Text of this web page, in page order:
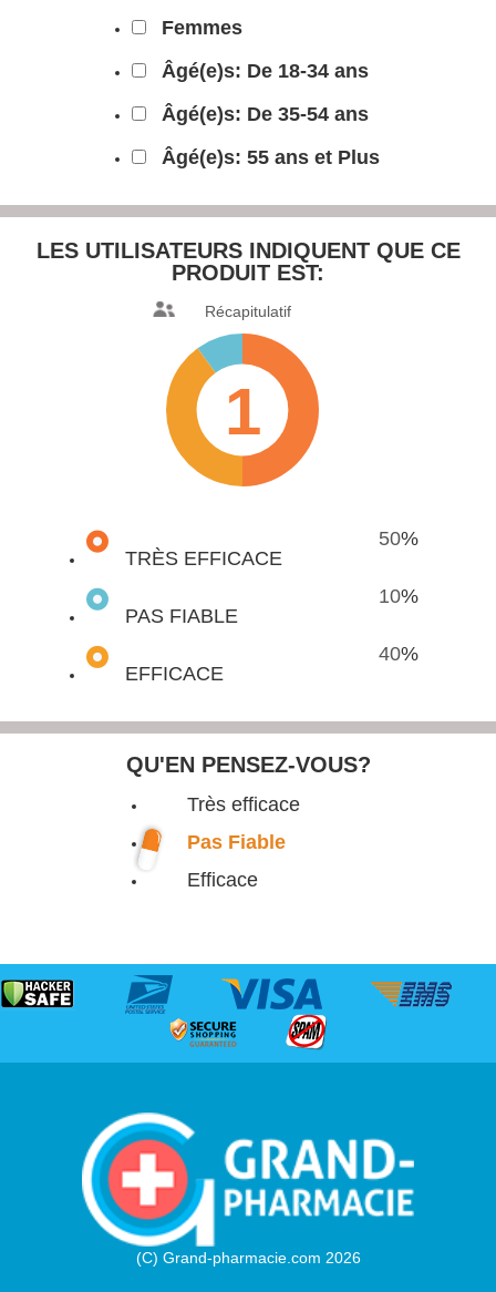
Femmes
Âgé(e)s: De 18-34 ans
Âgé(e)s: De 35-54 ans
Âgé(e)s: 55 ans et Plus
LES UTILISATEURS INDIQUENT QUE CE
PRODUIT EST:
Récapitulatif
1
TRÈS EFFICACE
50%
PAS FIABLE
10%
EFFICACE
40%
QU'EN PENSEZ-VOUS?
Très efficace
Pas Fiable
Efficace
(C) Grand-pharmacie.com 2026